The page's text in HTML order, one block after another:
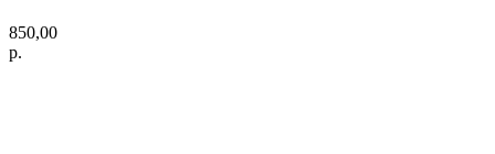
850,00
р.